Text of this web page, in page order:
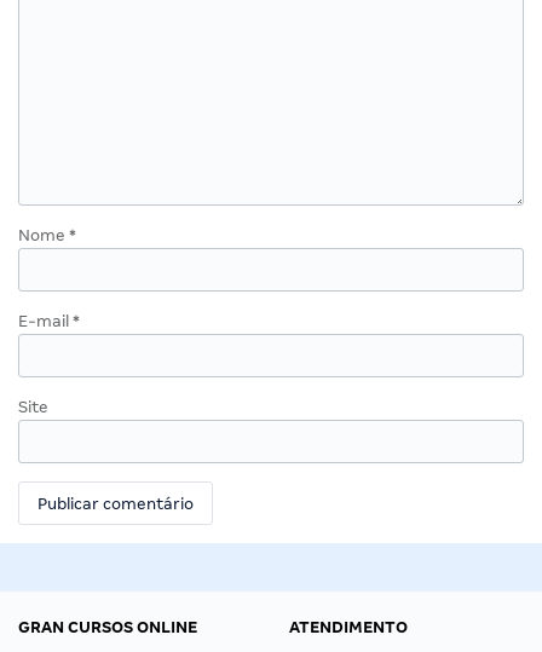
Nome *
E-mail *
Site
GRAN CURSOS ONLINE
ATENDIMENTO